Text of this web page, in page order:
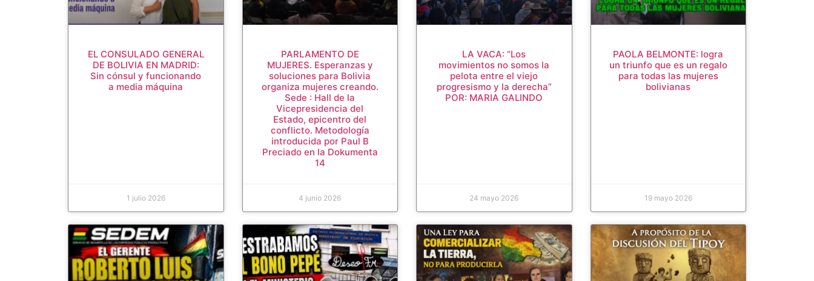
EL CONSULADO GENERAL
DE BOLIVIA EN MADRID:
Sin cónsul y funcionando
a media máquina
1 julio 2026
PARLAMENTO DE
MUJERES. Esperanzas y
soluciones para Bolivia
organiza mujeres creando.
Sede : Hall de la
Vicepresidencia del
Estado, epicentro del
conflicto. Metodología
introducida por Paul B
Preciado en la Dokumenta
14
4 junio 2026
LA VACA: “Los
movimientos no somos la
pelota entre el viejo
progresismo y la derecha”
POR: MARIA GALINDO
24 mayo 2026
PAOLA BELMONTE: logra
un triunfo que es un regalo
para todas las mujeres
bolivianas
19 mayo 2026